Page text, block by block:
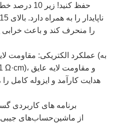
حفظ کنید!
عملکرد الکتریکی: مقاومت لایه
برنامه های کاربردی
از ماشین‌حساب‌های